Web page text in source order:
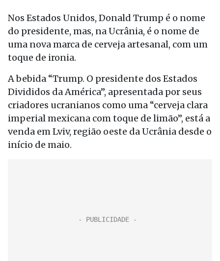
Nos Estados Unidos, Donald Trump é o nome
do presidente, mas, na Ucrânia, é o nome de
uma nova marca de cerveja artesanal, com um
toque de ironia.
A bebida “Trump. O presidente dos Estados
Divididos da América”, apresentada por seus
criadores ucranianos como uma “cerveja clara
imperial mexicana com toque de limão”, está a
venda em Lviv, região oeste da Ucrânia desde o
início de maio.